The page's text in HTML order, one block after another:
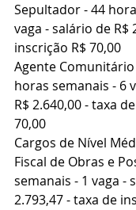
Sepultador - 44
vaga - salário de R$
inscrição R$ 70,00
Agente Comunitário
horas semanais - 6
R$ 2.640,00 - taxa
70,00
Cargos de Nível
Fiscal de Obras e
semanais - 1 vaga -
2.793,47 - taxa de